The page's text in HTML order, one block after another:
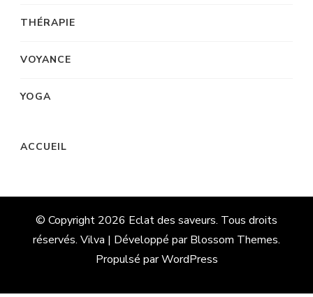
THÉRAPIE
VOYANCE
YOGA
ACCUEIL
© Copyright 2026 Eclat des saveurs. Tous droits
réservés. Vilva | Développé parBlossom Themes.
Propulsé parWordPress